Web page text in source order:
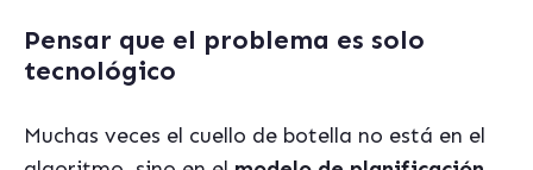
Pensar que el problema es solo
tecnológico
Muchas veces el cuello de botella no está en el